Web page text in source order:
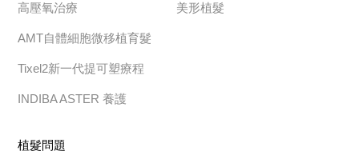
高壓氧治療
AMT自體細胞微移植育髮
Tixel2新一代提可塑療程
INDIBA ASTER 養護
美形植髮
植髮問題